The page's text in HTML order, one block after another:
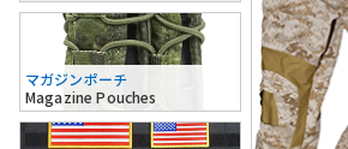
マガジンポーチ
Magazine Pouches